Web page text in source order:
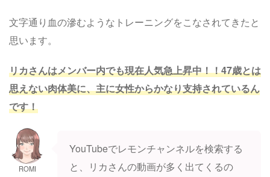
文字通り血の滲むようなトレーニングをこなされてきたと
思います。
リカさんはメンバー内でも現在人気急上昇中！！47歳とは
思えない肉体美に、主に女性からかなり支持されているん
です！
ROMI
YouTubeでレモンチャンネルを検索する
と、リカさんの動画が多く出てくるの